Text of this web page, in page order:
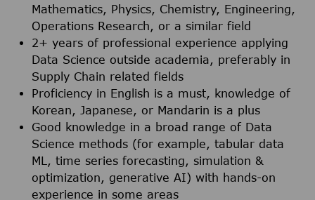
Mathematics, Physics, Chemistry, Engineering,
Operations Research, or a similar field
2+ years of professional experience applying
Data Science outside academia, preferably in
Supply Chain related fields
Proficiency in English is a must, knowledge of
Korean, Japanese, or Mandarin is a plus
Good knowledge in a broad range of Data
Science methods (for example, tabular data
ML, time series forecasting, simulation &
optimization, generative AI) with hands-on
experience in some areas